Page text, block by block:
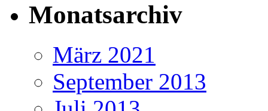
Monatsarchiv
März 2021
September 2013